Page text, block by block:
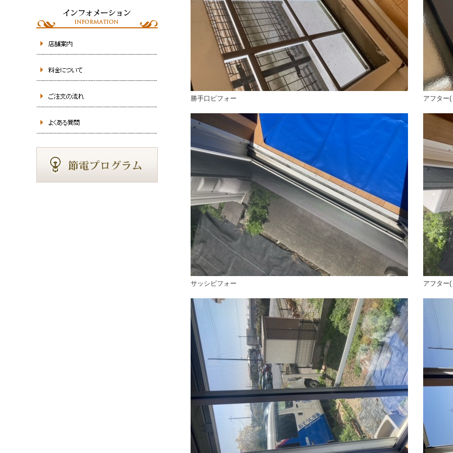
勝手口ビフォー アフター
サッシビフォー アフター